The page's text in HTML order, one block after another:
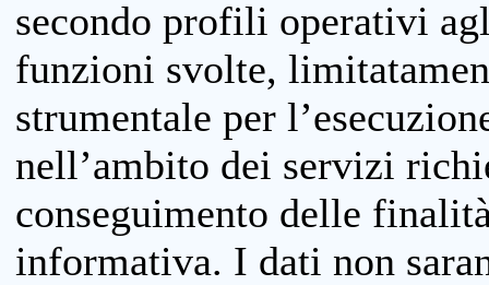
secondo profili operativi
funzioni svolte,
strumentale per
nell’ambito dei servizi
conseguimento delle
informativa. I dati non